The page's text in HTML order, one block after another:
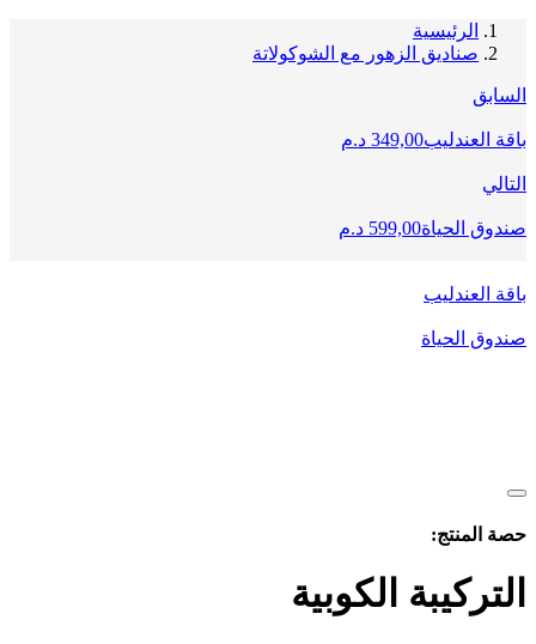
الرئيسية
صناديق الزهور مع الشوكولاتة
السابق
باقة العندليب349,00 د.م
التالي
صندوق الحياة599,00 د.م
باقة العندليب
صندوق الحياة
حصة المنتج:
التركيبة الكوبية